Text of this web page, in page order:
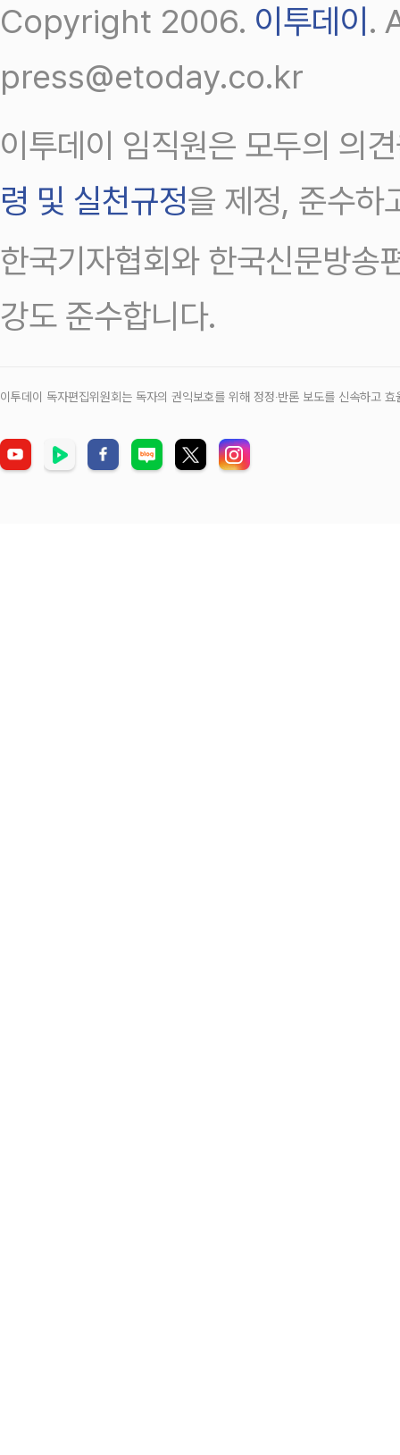
Copyright 2006. 이투데이.
press@etoday.co.kr
이투데이 임직원은 모두의 의
령 및 실천규정을 제정, 준수하
한국기자협회와 한국신문방송
강도 준수합니다.
이투데이 독자편집위원회는 독자의 권익보호를 위해 정정‧반론 보도를 신속하고